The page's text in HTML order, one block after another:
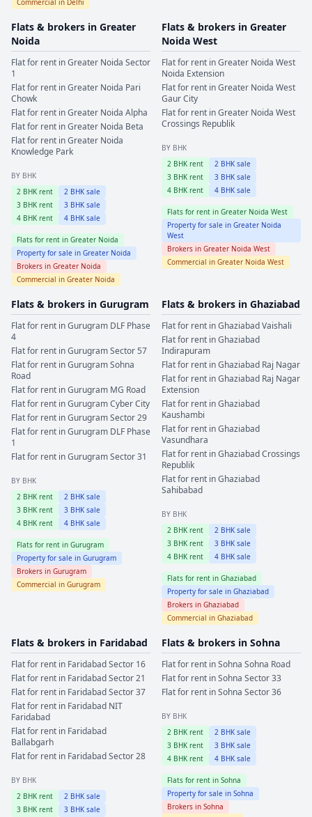
Flats & brokers in Greater
Noida
Flat for rent inGreater Noida Sector
1
Flat for rent inGreater Noida Pari
Chowk
Flat for rent inGreater Noida Alpha
Flat for rent inGreater Noida Beta
Flat for rent inGreater Noida
Knowledge Park
BY BHK
2 BHK rent 2 BHK sale
3 BHK rent 3 BHK sale
4 BHK rent 4 BHK sale
Flats for rent in Greater Noida
Property for sale in Greater Noida
Brokers in Greater Noida
Commercial in Greater Noida
Flats & brokers in Greater
Noida West
Flat for rent inGreater Noida West
Noida Extension
Flat for rent inGreater Noida West
Gaur City
Flat for rent inGreater Noida West
Crossings Republik
BY BHK
2 BHK rent 2 BHK sale
3 BHK rent 3 BHK sale
4 BHK rent 4 BHK sale
Flats for rent in Greater Noida West
Property for sale in Greater Noida
West
Brokers in Greater Noida West
Commercial in Greater Noida West
Flats & brokers in Gurugram
Flat for rent inGurugram DLF Phase
4
Flat for rent inGurugramSector 57
Flat for rent inGurugramSohna
Road
Flat for rent inGurugram MG Road
Flat for rent inGurugramCyber City
Flat for rent inGurugramSector 29
Flat for rent inGurugram DLF Phase
1
Flat for rent inGurugramSector 31
BY BHK
2 BHK rent 2 BHK sale
3 BHK rent 3 BHK sale
4 BHK rent 4 BHK sale
Flats for rent in Gurugram
Property for sale in Gurugram
Brokers in Gurugram
Commercial in Gurugram
Flats & brokers in Ghaziabad
Flat for rent inGhaziabadVaishali
Flat for rent inGhaziabad
Indirapuram
Flat for rent inGhaziabad Raj Nagar
Flat for rent inGhaziabad Raj Nagar
Extension
Flat for rent inGhaziabad
Kaushambi
Flat for rent inGhaziabad
Vasundhara
Flat for rent inGhaziabadCrossings
Republik
Flat for rent inGhaziabad
Sahibabad
BY BHK
2 BHK rent 2 BHK sale
3 BHK rent 3 BHK sale
4 BHK rent 4 BHK sale
Flats for rent in Ghaziabad
Property for sale in Ghaziabad
Brokers in Ghaziabad
Commercial in Ghaziabad
Flats & brokers in Faridabad
Flat for rent in FaridabadSector 16
Flat for rent in FaridabadSector 21
Flat for rent in FaridabadSector 37
Flat for rent in Faridabad NIT
Faridabad
Flat for rent in Faridabad
Ballabgarh
Flat for rent in FaridabadSector 28
BY BHK
2 BHK rent 2 BHK sale
3 BHK rent 3 BHK sale
Flats & brokers in Sohna
Flat for rent inSohna Sohna Road
Flat for rent inSohna Sector 33
Flat for rent inSohna Sector 36
BY BHK
2 BHK rent 2 BHK sale
3 BHK rent 3 BHK sale
4 BHK rent 4 BHK sale
Flats for rent in Sohna
Property for sale in Sohna
Brokers in Sohna